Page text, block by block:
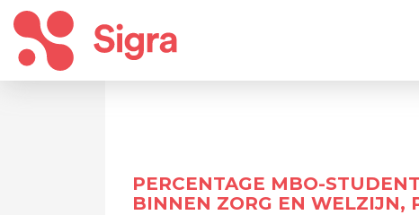
PERCENTAGE MBO-
BINNEN ZORG EN WELZIJN,